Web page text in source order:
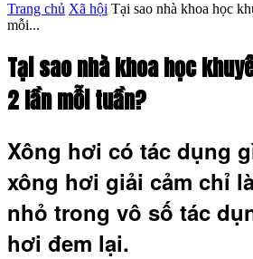
Trang chủ Xã hội Tại sao nhà khoa học
mỗi...
Tại sao nhà khoa học
2 lần mỗi tuần?
Xông hơi có tác dụng
xông hơi giải cảm chỉ
nhỏ trong vô số tác
hơi đem lại.